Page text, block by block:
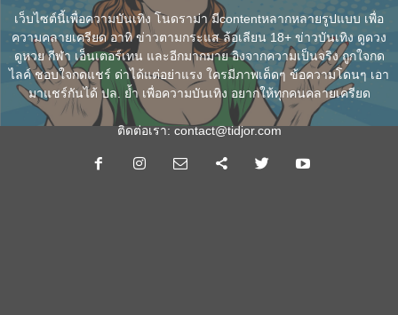
เว็บไซต์นี้เพื่อความบันเทิง โนดราม่า มีcontentหลากหลายรูปแบบ เพื่อ
ความคลายเครียด อาทิ ข่าวตามกระแส ล้อเลียน 18+ ข่าวบันเทิง ดูดวง
ดูหวย กีฬา เอ็นเตอร์เทน และอีกมากมาย อิงจากความเป็นจริง ถูกใจกด
ไลค์ ชอบใจกดแชร์ ด่าได้แต่อย่าแรง ใครมีภาพเด็ดๆ ข้อความโดนๆ เอา
มาแชร์กันได้ ปล. ย้ำ เพื่อความบันเทิง อยากให้ทุกคนคลายเครียด
ติดต่อเรา: contact@tidjor.com